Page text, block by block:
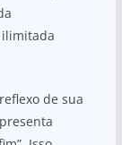
de sua